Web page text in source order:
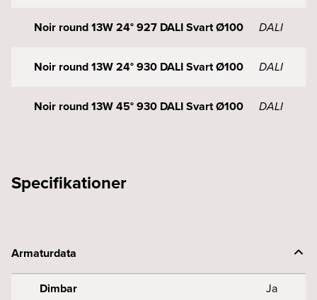
Noir round 13W 24° 927 DALI Svart Ø100 DALI
Noir round 13W 24° 930 DALI Svart Ø100 DALI
Noir round 13W 45° 930 DALI Svart Ø100 DALI
Specifikationer
Armaturdata
Dimbar Ja